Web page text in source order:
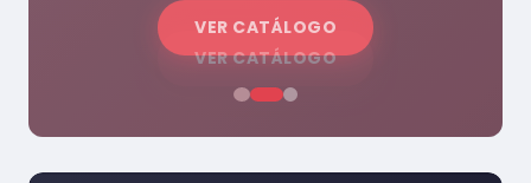
VER CATÁLOGO
VER CATÁLOGO